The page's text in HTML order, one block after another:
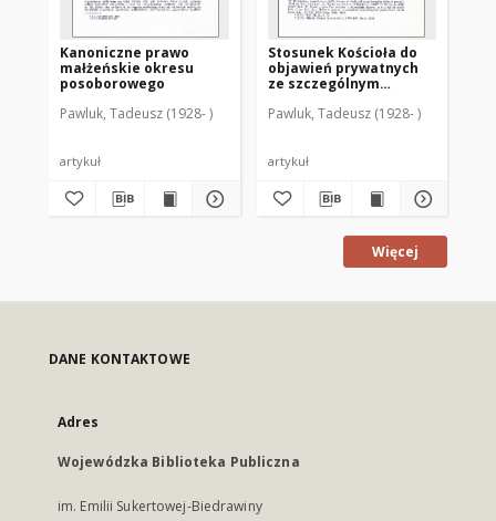
Kanoniczne prawo
małżeńskie okresu
posoborowego
Pawluk, Tadeusz (1928- )
artykuł
Stosunek Kościoła do
objawień prywatnych
ze szczególnym
wydarzeń
Pawluk, Tadeusz (1928- )
artykuł
Więcej
DANE KONTAKTOWE
Adres
Wojewódzka Biblioteka Publiczna
im. Emilii Sukertowej-Biedrawiny